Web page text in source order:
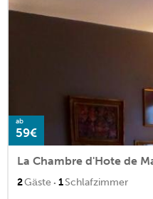
ab
59€
2Gäste · 1Schlafzimmer